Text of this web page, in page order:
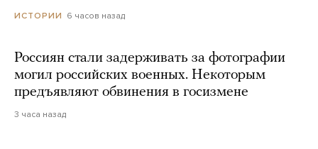
ИСТОРИИ 6 часов назад
Россиян стали задерживать за фотографии
могил российских военных. Некоторым
предъявляют обвинения в госизмене
3 часа назад